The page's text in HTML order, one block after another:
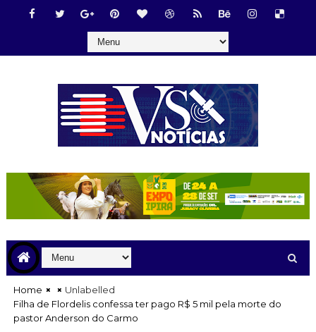
Home
Unlabelled
Filha de Flordelis confessa ter pago R$ 5 mil pela morte do
pastor Anderson do Carmo